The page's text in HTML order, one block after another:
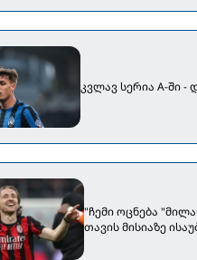
კვლავ სერია A-ში
"ჩემი ოცნება
თავის მისიაზე